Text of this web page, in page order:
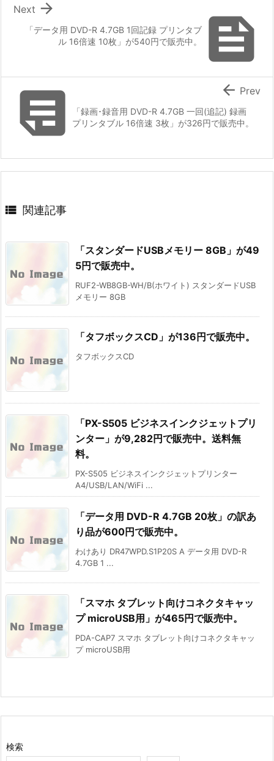

「データ用 DVD-R 4.7GB 1回記録 プリンタブ
ル 16倍速 10枚」が540円で販売中。

Next
 「録画･録音用 DVD-R 4.7GB 一回(追記) 録画
プリンタブル 16倍速 3枚」が326円で販売中。
 Prev
 関連記事
「スタンダードUSBメモリー 8GB」が49
5円で販売中。
RUF2-WB8GB-WH/B(ホワイト) スタンダードUSB
メモリー 8GB
「タフボックスCD」が136円で販売中。
タフボックスCD
「PX-S505 ビジネスインクジェットプリ
ンター」が9,282円で販売中。送料無
料。
PX-S505 ビジネスインクジェットプリンター
A4/USB/LAN/WiFi ...
「データ用 DVD-R 4.7GB 20枚」の訳あ
り品が600円で販売中。
わけあり DR47WPD.S1P20S A データ用 DVD-R
4.7GB 1 ...
「スマホ タブレット向けコネクタキャッ
プ microUSB用」が465円で販売中。
PDA-CAP7 スマホ タブレット向けコネクタキャッ
プ microUSB用
検索